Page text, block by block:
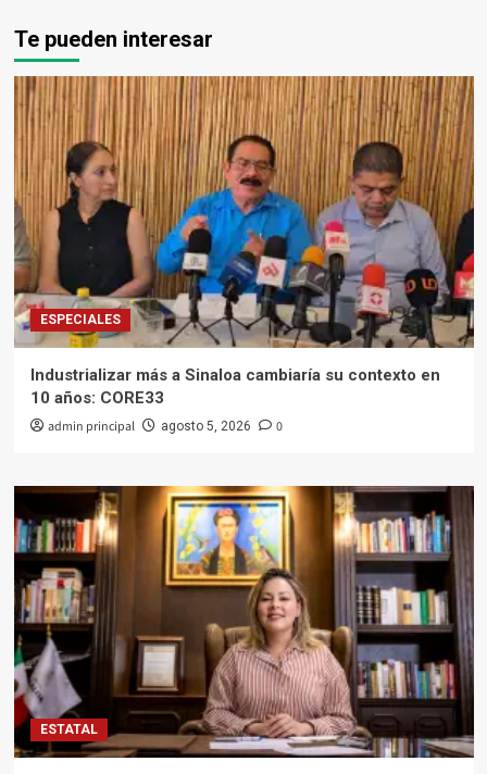
Te pueden interesar
ESPECIALES
Industrializar más a Sinaloa cambiaría su contexto en
10 años: CORE33
admin principal agosto 5, 2026 0
ESTATAL